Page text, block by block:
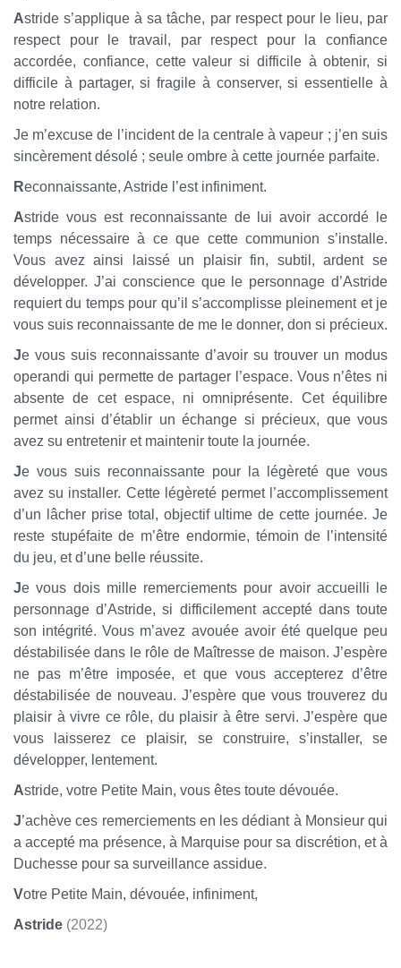
Astride s’applique à sa tâche, par respect pour le lieu, par
respect pour le travail, par respect pour la confiance
accordée, confiance, cette valeur si difficile à obtenir, si
difficile à partager, si fragile à conserver, si essentielle à
notre relation.
Je m’excuse de l’incident de la centrale à vapeur ; j’en suis
sincèrement désolé ; seule ombre à cette journée parfaite.
Reconnaissante, Astride l’est infiniment.
Astride vous est reconnaissante de lui avoir accordé le
temps nécessaire à ce que cette communion s’installe.
Vous avez ainsi laissé un plaisir fin, subtil, ardent se
développer. J’ai conscience que le personnage d’Astride
requiert du temps pour qu’il s’accomplisse pleinement et je
vous suis reconnaissante de me le donner, don si précieux.
Je vous suis reconnaissante d’avoir su trouver un modus
operandi qui permette de partager l’espace. Vous n’êtes ni
absente de cet espace, ni omniprésente. Cet équilibre
permet ainsi d’établir un échange si précieux, que vous
avez su entretenir et maintenir toute la journée.
Je vous suis reconnaissante pour la légèreté que vous
avez su installer. Cette légèreté permet l’accomplissement
d’un lâcher prise total, objectif ultime de cette journée. Je
reste stupéfaite de m’être endormie, témoin de l’intensité
du jeu, et d’une belle réussite.
Je vous dois mille remerciements pour avoir accueilli le
personnage d’Astride, si difficilement accepté dans toute
son intégrité. Vous m’avez avouée avoir été quelque peu
déstabilisée dans le rôle de Maîtresse de maison. J’espère
ne pas m’être imposée, et que vous accepterez d’être
déstabilisée de nouveau. J’espère que vous trouverez du
plaisir à vivre ce rôle, du plaisir à être servi. J’espère que
vous laisserez ce plaisir, se construire, s’installer, se
développer, lentement.
Astride, votre Petite Main, vous êtes toute dévouée.
J’achève ces remerciements en les dédiant à Monsieur qui
a accepté ma présence, à Marquise pour sa discrétion, et à
Duchesse pour sa surveillance assidue.
Votre Petite Main, dévouée, infiniment,
Astride (2022)